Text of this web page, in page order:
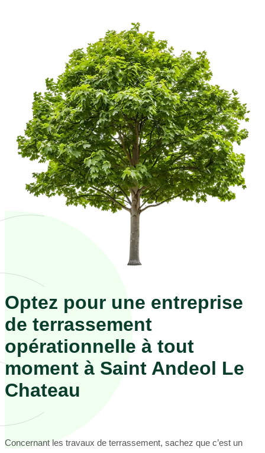
Optez pour une entreprise
de terrassement
opérationnelle à tout
moment à Saint Andeol Le
Chateau
Concernant les travaux de terrassement, sachez que c’est un